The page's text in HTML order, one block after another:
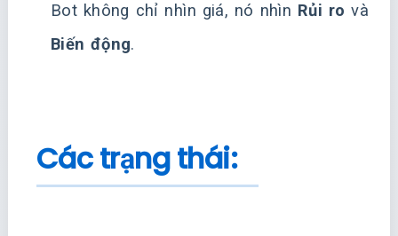
Bot không chỉ nhìn giá, nó nhìn Rủi ro và
Biến động.
Các trạng thái: